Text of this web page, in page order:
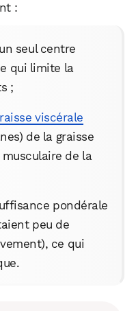
:
seul centre
qui limite la
;
viscérale
de la graisse
de la
pondérale
peu de
ce qui